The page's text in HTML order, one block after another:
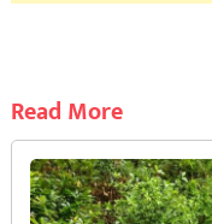
Read More